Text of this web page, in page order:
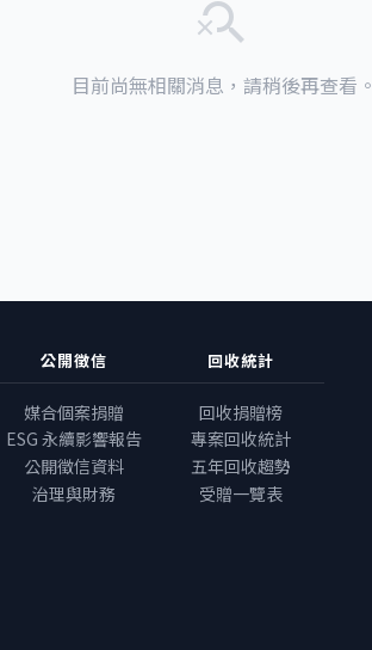
search_off
目前尚無相關消息，請稍後再查看。
公開徵信
媒合個案捐贈
ESG 永續影響報告
公開徵信資料
治理與財務
回收統計
回收捐贈榜
專案回收統計
五年回收趨勢
受贈一覽表